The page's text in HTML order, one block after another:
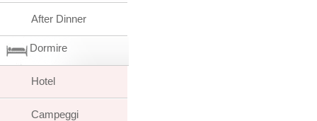
After Dinner
Dormire
Hotel
Campeggi